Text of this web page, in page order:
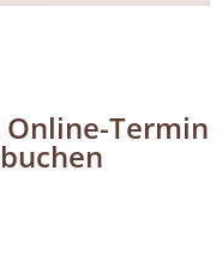
Termin